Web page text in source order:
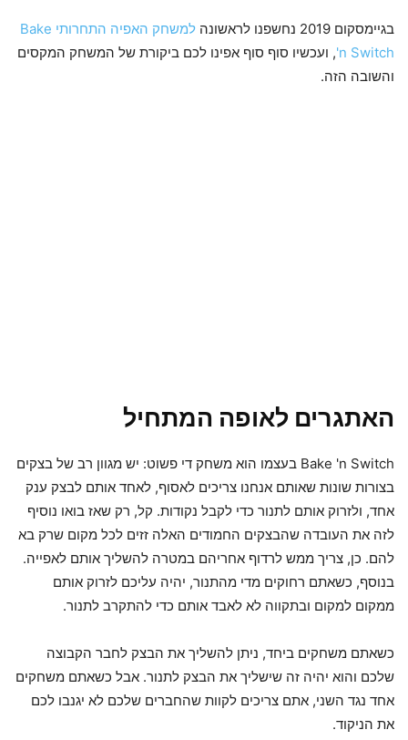
בגיימסקום 2019 נחשפנו לראשונה
למשחק האפיה התחרותי Bake
'n Switch, ועכשיו סוף סוף אפינו לכם ביקורת של המשחק המקסים
והשובה הזה.
האתגרים לאופה המתחיל
Bake 'n Switch בעצמו הוא משחק די פשוט: יש מגוון רב של בצקים
בצורות שונות שאותם אנחנו צריכים לאסוף, לאחד אותם לבצק ענק
אחד, ולזרוק אותם לתנור כדי לקבל נקודות. קל, רק שאז בואו נוסיף
לזה את העובדה שהבצקים החמודים האלה זזים לכל מקום שרק בא
להם. כן, צריך ממש לרדוף אחריהם במטרה להשליך אותם לאפייה.
בנוסף, כשאתם רחוקים מדי מהתנור, יהיה עליכם לזרוק אותם
ממקום למקום ובתקווה לא לאבד אותם כדי להתקרב לתנור.
כשאתם משחקים ביחד, ניתן להשליך את הבצק לחבר הקבוצה
שלכם והוא יהיה זה שישליך את הבצק לתנור. אבל כשאתם משחקים
אחד נגד השני, אתם צריכים לקוות שהחברים שלכם לא יגנבו לכם
את הניקוד.